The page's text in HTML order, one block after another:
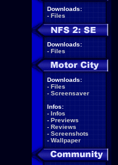
Downloads:
- Files
Downloads:
- Files
Downloads:
- Files
- Screensaver
Infos:
- Infos
- Previews
- Reviews
- Screenshots
- Wallpaper